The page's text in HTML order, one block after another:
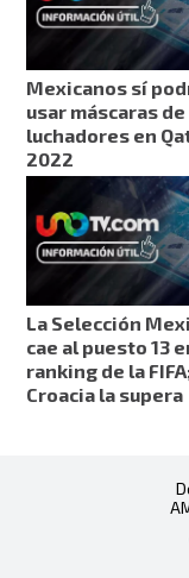
Mexicanos sí
usar máscaras de
luchadores en
2022
La Selección
cae al puesto 13
ranking de la
Croacia la supera